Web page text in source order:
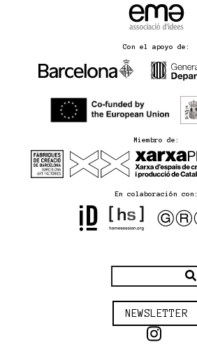
Con el apoyo de:
Miembro de:
En colaboración con:
NEWSLETTER